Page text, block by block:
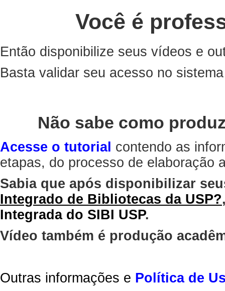
Você é
Então disponibilize seus vídeos e
Basta validar seu acesso no
Não sabe como
Acesse o tutorial contendo as
etapas, do processo de elaboração
Sabia que após disponibilizar
Integrado de Bibliotecas da USP?
Integrada do SIBI USP.
Vídeo também é produção
Outras informações e Política de